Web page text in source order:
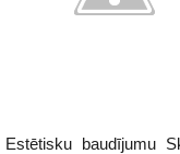
Estētisku baudījumu